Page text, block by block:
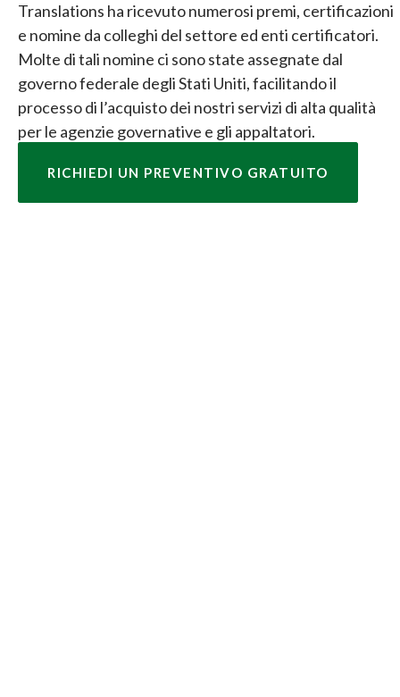
Translations ha ricevuto numerosi premi, certificazioni
e nomine da colleghi del settore ed enti certificatori.
Molte di tali nomine ci sono state assegnate dal
governo federale degli Stati Uniti, facilitando il
processo di l’acquisto dei nostri servizi di alta qualità
per le agenzie governative e gli appaltatori.
RICHIEDI UN PREVENTIVO GRATUITO